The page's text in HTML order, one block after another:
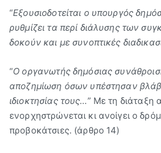
“Εξουσιοδοτείται ο υπουργός
ρυθμίζει τα περί διάλυσης των
δοκούν και με συνοπτικές
“Ο οργανωτής δημόσιας
αποζημίωση όσων υπέστησαν
ιδιοκτησίας τους…” Με τη διάταξη
ενορχηστρώνεται κι ανοίγει ο
προβοκάτσιες. (άρθρο 14)